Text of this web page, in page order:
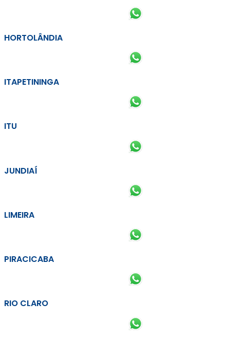
HORTOLÂNDIA
ITAPETININGA
ITU
JUNDIAÍ
LIMEIRA
PIRACICABA
RIO CLARO